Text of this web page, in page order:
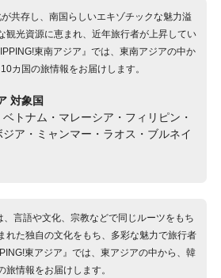
共存し、南国らしいエキゾチックな魅力溢
観光資源に恵まれ、近年旅行者が上昇してい
東南アジア』では、東南アジアの中か
カ国の旅情報をお届けします。
対象国
トナム・マレーシア・フィリピン・
ア・ミャンマー・ラオス・ブルネイ
言語や文化、宗教などで同じルーツをもち
れた独自の文化をもち、多彩な魅力で旅行者
東アジア』では、東アジアの中から、韓
旅情報をお届けします。